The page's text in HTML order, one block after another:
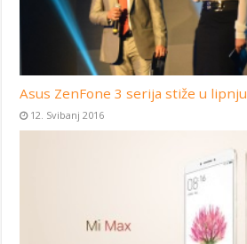
Asus ZenFone 3 serija stiže u lipnju
12. Svibanj 2016